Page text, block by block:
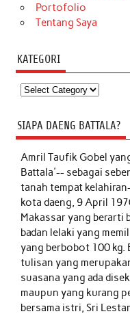
Portofolio
Tentang Saya
KATEGORI
Kategori
SIAPA DAENG BATTALA?
Amril Taufik Gobel
Battala'-- sebagai
tanah tempat
kota daeng, 9 April
Makassar yang berarti
badan lelaki yang
yang berbobot 100 kg.
tulisan yang
suasana yang ada
maupun yang kurang
bersama istri, Sri